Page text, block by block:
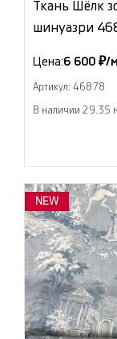
Ткань Шёлк
шинуазри
Цена:6 600 ₽/м
Артикул: 46878
В наличии 29.35
NEW